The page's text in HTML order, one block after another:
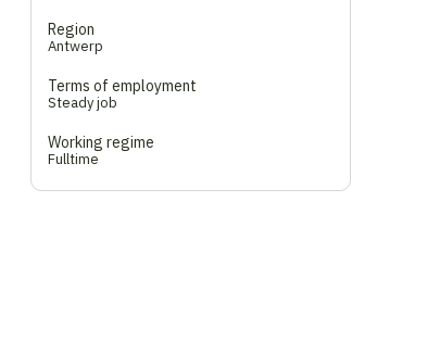
Region
Antwerp
Terms of employment
Steady job
Working regime
Fulltime